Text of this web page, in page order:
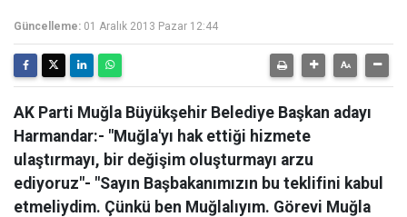
Güncelleme: 01 Aralık 2013 Pazar 12:44
AK Parti Muğla Büyükşehir Belediye Başkan adayı
Harmandar:- "Muğla'yı hak ettiği hizmete
ulaştırmayı, bir değişim oluşturmayı arzu
ediyoruz"- "Sayın Başbakanımızın bu teklifini kabul
etmeliydim. Çünkü ben Muğlalıyım. Görevi Muğla